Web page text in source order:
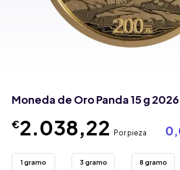
Moneda de Oro Panda 15 g 2026
€2.038,22 Por pieza
1 gramo 3 gramo 8 gramo